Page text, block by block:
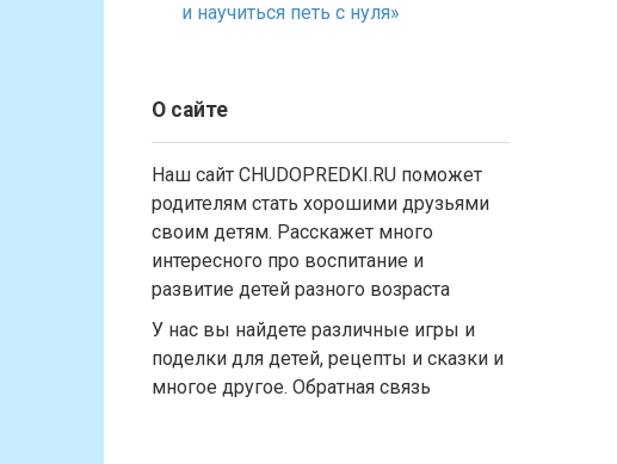
и научиться петь с нуля»
О сайте
Наш сайт CHUDOPREDKI.RU поможет
родителям стать хорошими друзьями
своим детям. Расскажет много
интересного про воспитание и
развитие детей разного возраста
У нас вы найдете различные игры и
поделки для детей, рецепты и сказки и
многое другое. Обратная связь